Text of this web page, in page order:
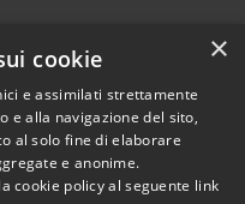
Copyright © 2026 • Comune di
×
cookie
e assimilati strettamente
e alla navigazione del sito,
al solo fine di elaborare
e anonime.
cookie policy al seguente link